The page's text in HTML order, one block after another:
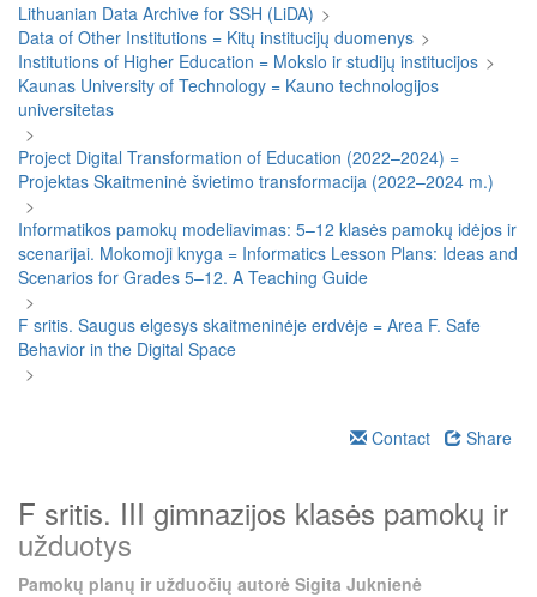
Lithuanian Data Archive for SSH (LiDA) >
Data of Other Institutions = Kitų institucijų duomenys >
Institutions of Higher Education = Mokslo ir studijų institucijos >
Kaunas University of Technology = Kauno technologijos
universitetas
>
Project Digital Transformation of Education (2022–2024) =
Projektas Skaitmeninė švietimo transformacija (2022–2024 m.)
>
Informatikos pamokų modeliavimas: 5–12 klasės pamokų idėjos ir
scenarijai. Mokomoji knyga = Informatics Lesson Plans: Ideas and
Scenarios for Grades 5–12. A Teaching Guide
>
F sritis. Saugus elgesys skaitmeninėje erdvėje = Area F. Safe
Behavior in the Digital Space
>
Contact Share
F sritis. III gimnazijos klasės pamokų ir
užduotys
Pamokų planų ir užduočių autorė Sigita Juknienė